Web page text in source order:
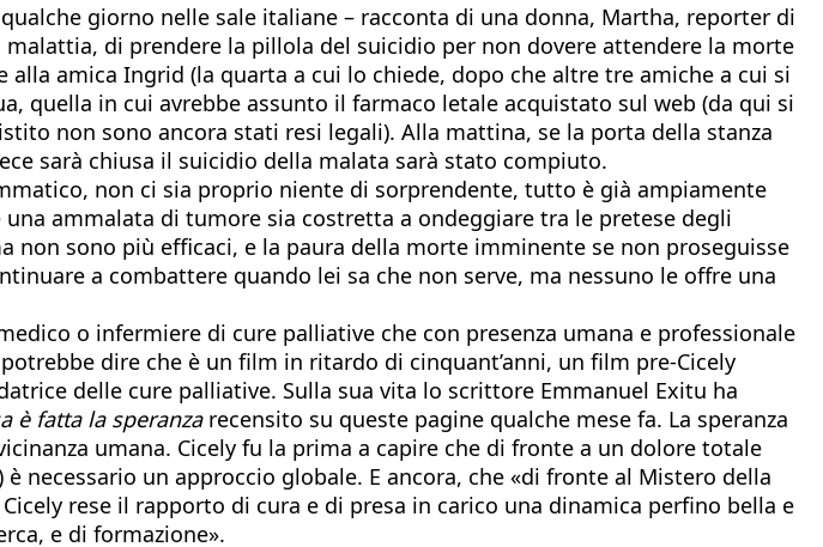
giorno nelle sale italiane – racconta di una donna, Martha, reporter di
di prendere la pillola del suicidio per non dovere attendere la morte
amica Ingrid (la quarta a cui lo chiede, dopo che altre tre amiche a cui si
quella in cui avrebbe assunto il farmaco letale acquistato sul web (da qui si
non sono ancora stati resi legali). Alla mattina, se la porta della stanza
sarà chiusa il suicidio della malata sarà stato compiuto.
non ci sia proprio niente di sorprendente, tutto è già ampiamente
una ammalata di tumore sia costretta a ondeggiare tra le pretese degli
sono più efficaci, e la paura della morte imminente se non proseguisse
a combattere quando lei sa che non serve, ma nessuno le offre una
o infermiere di cure palliative che con presenza umana e professionale
dire che è un film in ritardo di cinquant’anni, un film pre-Cicely
delle cure palliative. Sulla sua vita lo scrittore Emmanuel Exitu ha
è fatta la speranzarecensito su queste pagine qualche mese fa. La speranza
umana. Cicely fu la prima a capire che di fronte a un dolore totale
necessario un approccio globale. E ancora, che «di fronte al Mistero della
rese il rapporto di cura e di presa in carico una dinamica perfino bella e
e di formazione».